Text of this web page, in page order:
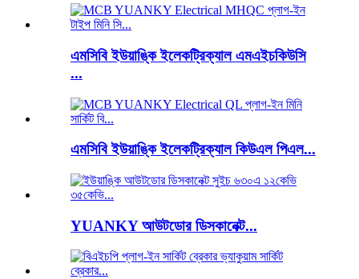
এমসিবি ইউয়াঙ্কি ইলেকট্রিক্যাল এমএইচকিউসি
...
এমসিবি ইউয়াঙ্কি ইলেকট্রিক্যাল কিউএল পিএল...
YUANKY আউটডোর ডিসকানেক্ট...